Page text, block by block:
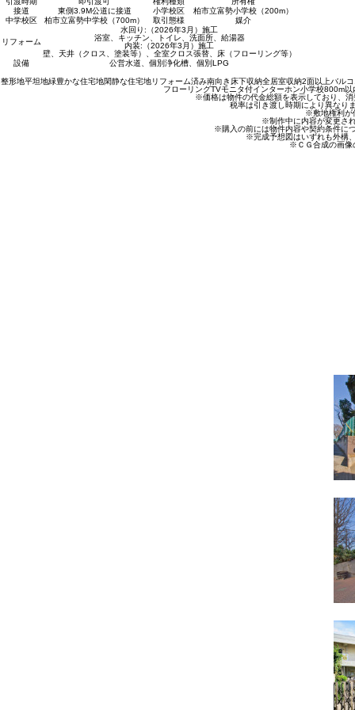
接道
東側3.9M公道に接道 小学校区
柏市立富勢小学校（200m）
中学校区
柏市立富勢中学校（700m） 取引態様 媒介
リフォーム
水回り:（2026年3月）施工
浴室、キッチン、トイレ、洗面所、給湯器
内装:（2026年3月）施工
壁、天井（クロス、塗装等）、全室クロス張替、床（フローリング等）
設備
公営水道、個別浄化槽、個別LPG
整形地平坦地緑豊かな住宅地閑静な住宅地リフォーム済み南向き 床下収納全居室収納2面以上バル
フローリングTVモニタ付インターホン小学校800m以
※価格は物件の代金総額を表示しており、
税率は引き渡し時期により異なり
※敷地権利が
※制作中に内容が変更さ
※購入の前には物件内容や契約条件に
※完成予想図はいずれも外構
※ＣＧ合成の画像